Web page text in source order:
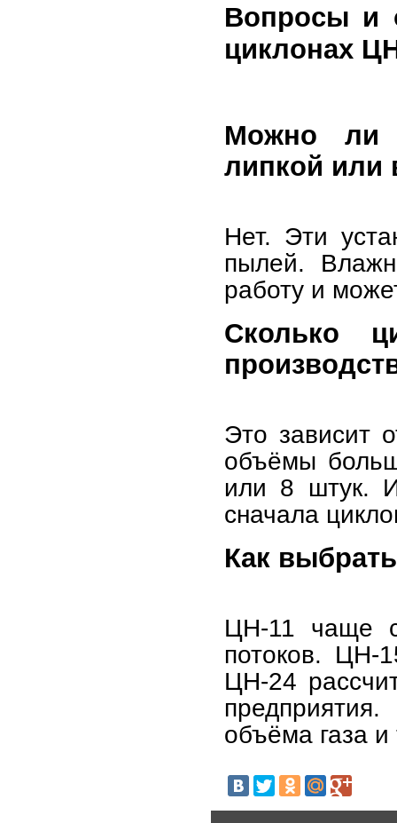
Вопросы и
циклонах
Можно ли
липкой или
Нет. Эти
пылей.
работу и
Сколько
Это зависит
объёмы
или 8 штук.
сначала
Как
ЦН-11 чаще
потоков. ЦН-
ЦН-24
объёма газа